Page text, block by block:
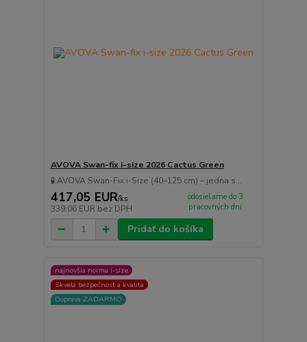
AVOVA Swan-fix i-size 2026 Cactus Green
🧪 AVOVA Swan-Fix i-Size (40–125 cm) – jedna s...
417,05 EUR/ks
339,06 EUR bez DPH
odosielame do 3
pracovných dní
Pridať do košíka
najnovšia norma i-size
Skvelá bezpečnosť a kvalita
Doprava ZADARMO